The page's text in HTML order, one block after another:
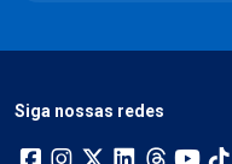
Siga nossas redes